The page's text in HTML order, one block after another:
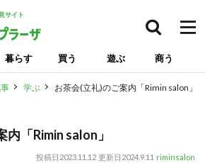
サイト
暮らす 買う 遊ぶ 商う
学ぶ お茶会(立礼)のご案内「Rimin salon」
「Rimin salon」
投稿日 2023.11.12 更新日 2024.9.11 riminsalon